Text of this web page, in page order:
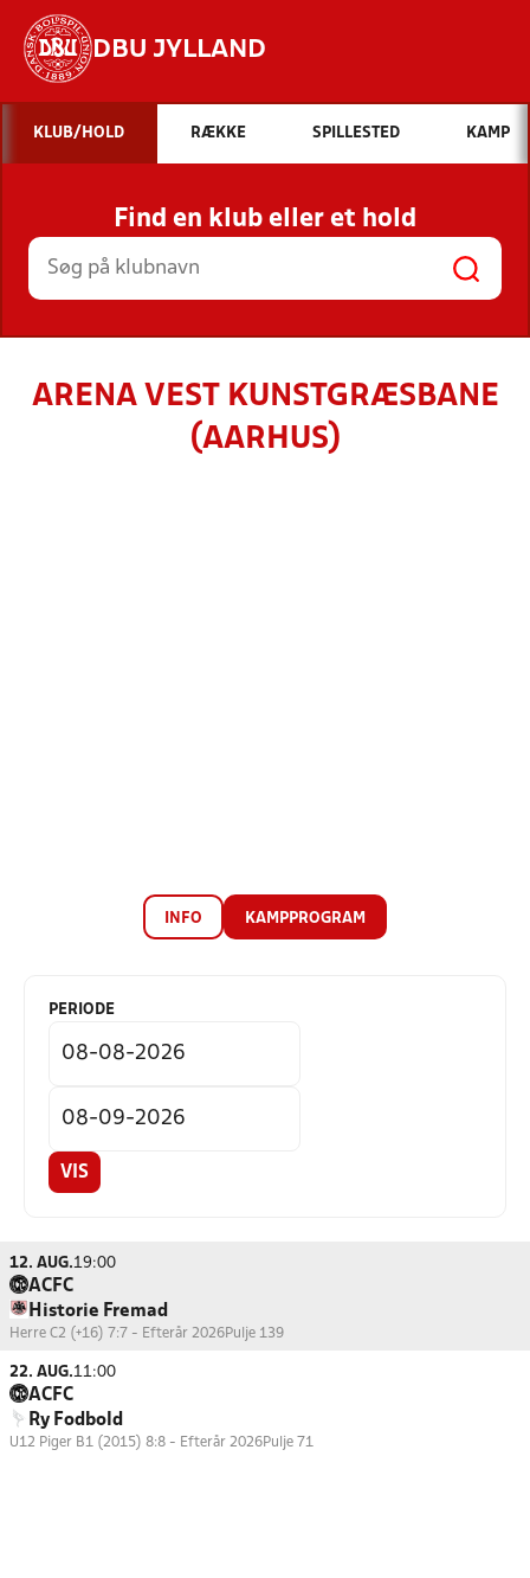
DBU JYLLAND
Hvad vil du søge efter?
INDHOLD OG NYHEDER
STILLINGER, RESULTATER, KLUBBER OG
HOLD
KLUB/HOLD RÆKKE SPILLESTED KAMP
Find en klub eller et hold
ARENA VEST KUNSTGRÆSBANE
(AARHUS)
INFO KAMPPROGRAM
PERIODE
VIS
12. AUG.19:00
ACFC
Historie Fremad
Herre C2 (+16) 7:7 - Efterår 2026Pulje 139
22. AUG.11:00
ACFC
Ry Fodbold
U12 Piger B1 (2015) 8:8 - Efterår 2026Pulje 71